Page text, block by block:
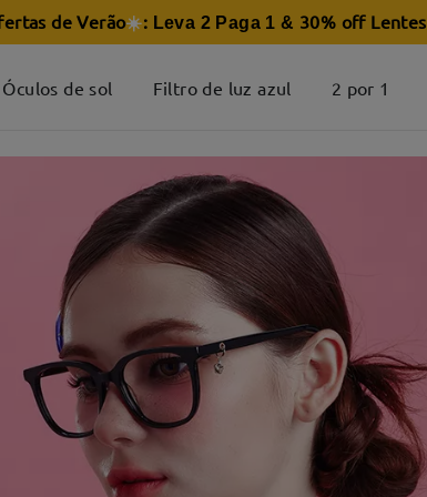
de Verão☀️: Leva 2 Paga 1 & 30% off Lentes
Óculos de sol Filtro de luz azul 2 por 1